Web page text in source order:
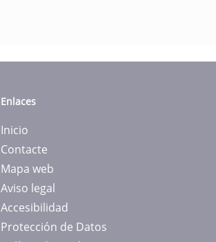
Enlaces
Inicio
Contacte
Mapa web
Aviso legal
Accesibilidad
Protección de Datos